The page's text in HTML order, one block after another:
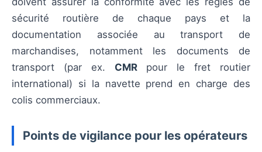
sécurité routière de chaque pays et la
documentation associée au transport de
marchandises, notamment les documents de
transport (par ex. CMRpour le fret routier
international) si la navette prend en charge des
colis commerciaux.
Points de vigilance pour les opérateurs